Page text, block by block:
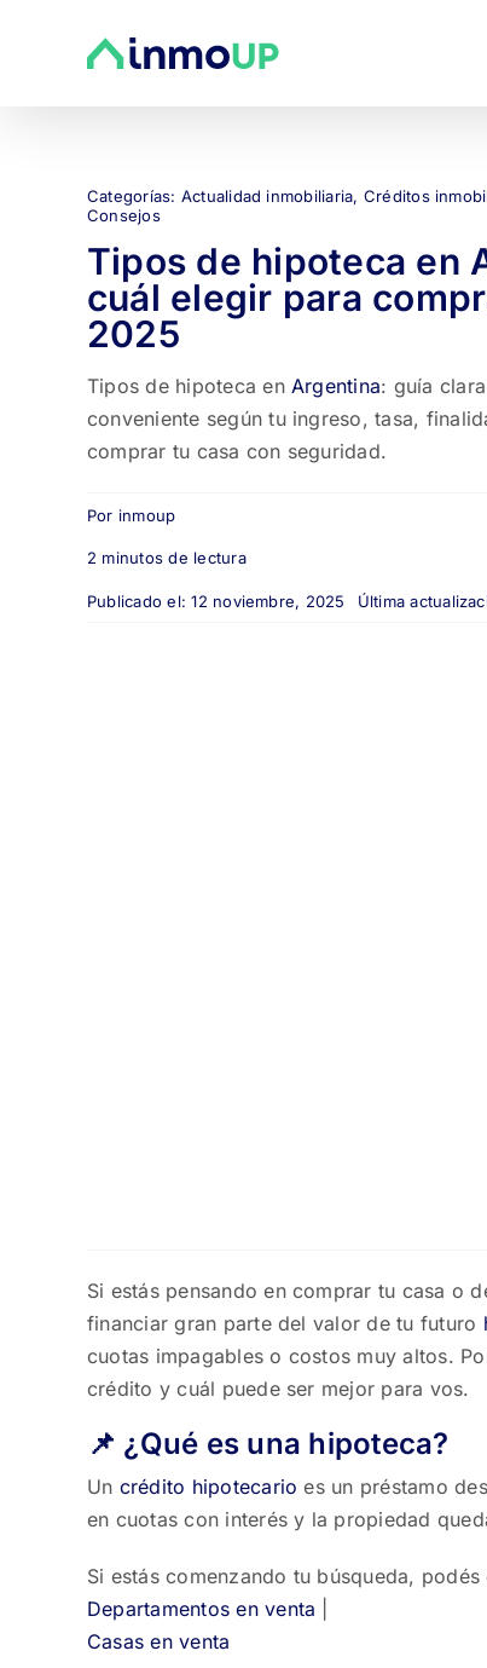
Categorías: Actualidad inmobiliaria, Créditos
Consejos
Tipos de hipoteca en
cuál elegir para
2025
Tipos de hipoteca en Argentina: guía
conveniente según tu ingreso, tasa,
comprar tu casa con seguridad.
Por inmoup
2 minutos de lectura
Publicado el: 12 noviembre, 2025 Última
Si estás pensando en comprar tu casa o
financiar gran parte del valor de tu futuro
cuotas impagables o costos muy altos.
crédito y cuál puede ser mejor para vos.
📌 ¿Qué es una hipoteca?
Un crédito hipotecario es un préstamo
en cuotas con interés y la propiedad
Si estás comenzando tu búsqueda,
Departamentos en venta
Casas en venta